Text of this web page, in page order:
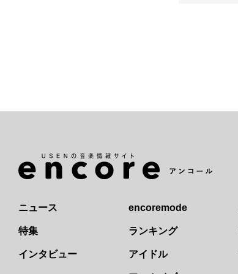
ニュース
特集
インタビュー
encoremode
ランキング
アイドル